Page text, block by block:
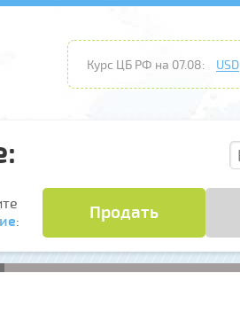
Курс ЦБ РФ на 07.08: USD
: Продать